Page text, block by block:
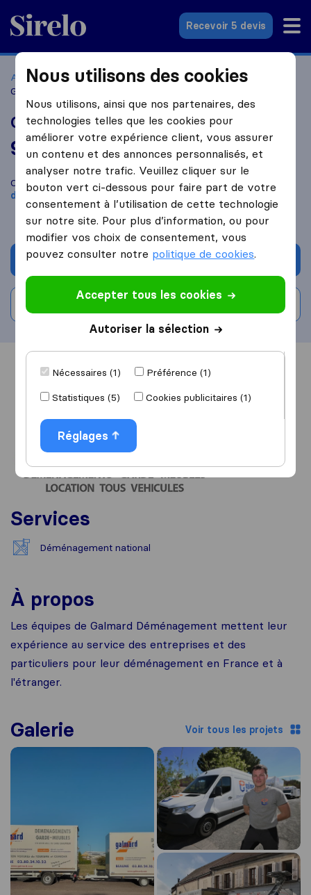
Sirelo.fr
Recevoir 5 devis
Accueil Déménageurs France
Déménageurs Beaune
Galmard Déménagement
Galmard Déménagement
9,6 basé sur 87
avis Sirelo et Google
i
Comparez Galmard Déménagement avec d'autres
déménageursà Beaune
Demander un devis
Rédiger un avis
Vue d'ensemble Avis
Services
Déménagement national
À propos
Les équipes de Galmard Déménagement mettent leur
expérience au service des entreprises et des
particuliers pour leur déménagement en France et à
l'étranger.
Galerie Voir tous les projets
Nous utilisons des cookies
Nous utilisons, ainsi que nos partenaires, des
technologies telles que les cookies pour
améliorer votre expérience client, vous assurer
un contenu et des annonces personnalisés, et
analyser notre trafic. Veuillez cliquer sur le
bouton vert ci-dessous pour faire part de votre
consentement à l’utilisation de cette technologie
sur notre site. Pour plus d’information, ou pour
modifier vos choix de consentement, vous
pouvez consulter notre politique de cookies.
Accepter tous les cookies
Autoriser la sélection
Nécessaires (1)
Préférence (1)
Statistiques (5)
Cookies publicitaires (1)
Réglages